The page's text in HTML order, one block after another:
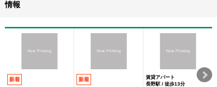
情報
新着 新着
賃貸アパート
長野駅 / 徒歩13分